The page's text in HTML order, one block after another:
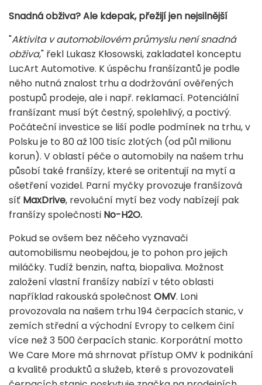
Snadná obživa? Ale kdepak, přežijí jen nejsilnější
"Aktivita v automobilovém průmyslu není snadná
obživa," řekl Lukasz Kłosowski, zakladatel konceptu
LucArt Automotive. K úspěchu franšízantů je podle
něho nutná znalost trhu a dodržování ověřených
postupů prodeje, ale i např. reklamací. Potenciální
franšízant musí být čestný, spolehlivý, a poctivý.
Počáteční investice se liší podle podmínek na trhu, v
Polsku je to 80 až 100 tisíc zlotých (od půl milionu
korun). V oblastí péče o automobily na našem trhu
působí také franšízy, které se oritentují na mytí a
ošetření vozidel. Parní myčky provozuje franšízová
síť MaxDrive, revoluční mytí bez vody nabízejí pak
franšízy společnosti No-H2O.
Pokud se ovšem bez něčeho vyznavači
automobilismu neobejdou, je to pohon pro jejich
miláčky. Tudíž benzin, nafta, biopaliva. Možnost
založení vlastní franšízy nabízí v této oblasti
například rakouská společnost OMV. Loni
provozovala na našem trhu 194 čerpacích stanic, v
zemích střední a východní Evropy to celkem činí
více než 3 500 čerpacích stanic. Korporátní motto
We Care More má shrnovat přístup OMV k podnikání
a kvalitě produktů a služeb, které s provozovateli